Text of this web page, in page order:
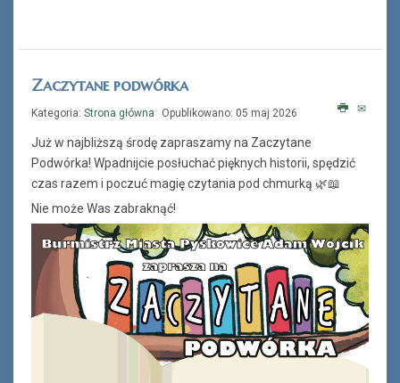
Zaczytane podwórka
Kategoria: Strona główna Opublikowano: 05 maj 2026
Już w najbliższą środę zapraszamy na Zaczytane
Podwórka! Wpadnijcie posłuchać pięknych historii, spędzić
czas razem i poczuć magię czytania pod chmurką 🌿📖
Nie może Was zabraknąć!